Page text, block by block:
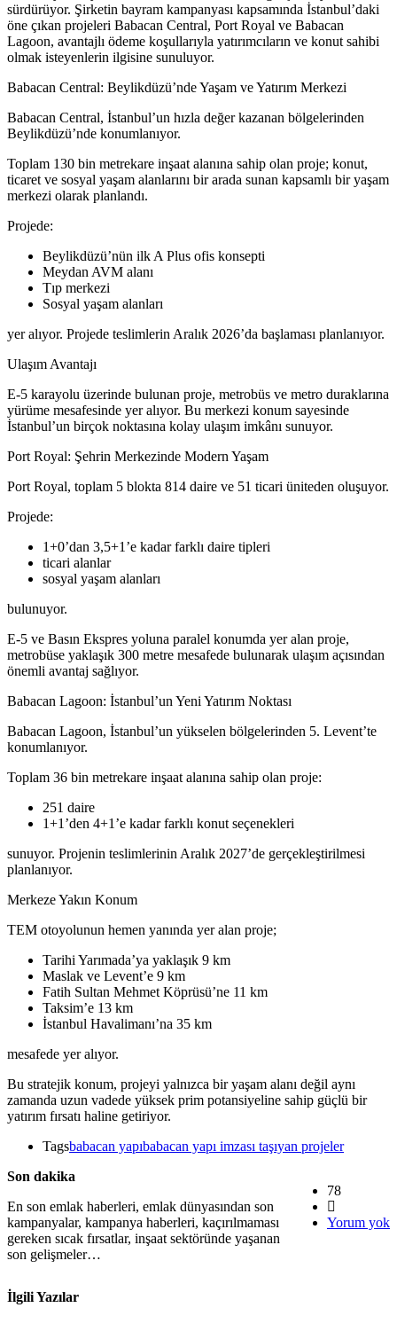
sürdürüyor. Şirketin bayram kampanyası kapsamında İstanbul’daki
öne çıkan projeleri Babacan Central, Port Royal ve Babacan
Lagoon, avantajlı ödeme koşullarıyla yatırımcıların ve konut sahibi
olmak isteyenlerin ilgisine sunuluyor.
Babacan Central: Beylikdüzü’nde Yaşam ve Yatırım Merkezi
Babacan Central, İstanbul’un hızla değer kazanan bölgelerinden
Beylikdüzü’nde konumlanıyor.
Toplam 130 bin metrekare inşaat alanına sahip olan proje; konut,
ticaret ve sosyal yaşam alanlarını bir arada sunan kapsamlı bir yaşam
merkezi olarak planlandı.
Projede:
Beylikdüzü’nün ilk A Plus ofis konsepti
Meydan AVM alanı
Tıp merkezi
Sosyal yaşam alanları
yer alıyor. Projede teslimlerin Aralık 2026’da başlaması planlanıyor.
Ulaşım Avantajı
E-5 karayolu üzerinde bulunan proje, metrobüs ve metro duraklarına
yürüme mesafesinde yer alıyor. Bu merkezi konum sayesinde
İstanbul’un birçok noktasına kolay ulaşım imkânı sunuyor.
Port Royal: Şehrin Merkezinde Modern Yaşam
Port Royal, toplam 5 blokta 814 daire ve 51 ticari üniteden oluşuyor.
Projede:
1+0’dan 3,5+1’e kadar farklı daire tipleri
ticari alanlar
sosyal yaşam alanları
bulunuyor.
E-5 ve Basın Ekspres yoluna paralel konumda yer alan proje,
metrobüse yaklaşık 300 metre mesafede bulunarak ulaşım açısından
önemli avantaj sağlıyor.
Babacan Lagoon: İstanbul’un Yeni Yatırım Noktası
Babacan Lagoon, İstanbul’un yükselen bölgelerinden 5. Levent’te
konumlanıyor.
Toplam 36 bin metrekare inşaat alanına sahip olan proje:
251 daire
1+1’den 4+1’e kadar farklı konut seçenekleri
sunuyor. Projenin teslimlerinin Aralık 2027’de gerçekleştirilmesi
planlanıyor.
Merkeze Yakın Konum
TEM otoyolunun hemen yanında yer alan proje;
Tarihi Yarımada’ya yaklaşık 9 km
Maslak ve Levent’e 9 km
Fatih Sultan Mehmet Köprüsü’ne 11 km
Taksim’e 13 km
İstanbul Havalimanı’na 35 km
mesafede yer alıyor.
Bu stratejik konum, projeyi yalnızca bir yaşam alanı değil aynı
zamanda uzun vadede yüksek prim potansiyeline sahip güçlü bir
yatırım fırsatı haline getiriyor.
Tagsbabacan yapıbabacan yapı imzası taşıyan projeler
78
Yorum yok
Son dakika
En son emlak haberleri, emlak dünyasından son
kampanyalar, kampanya haberleri, kaçırılmaması
gereken sıcak fırsatlar, inşaat sektöründe yaşanan
son gelişmeler…
İlgili Yazılar